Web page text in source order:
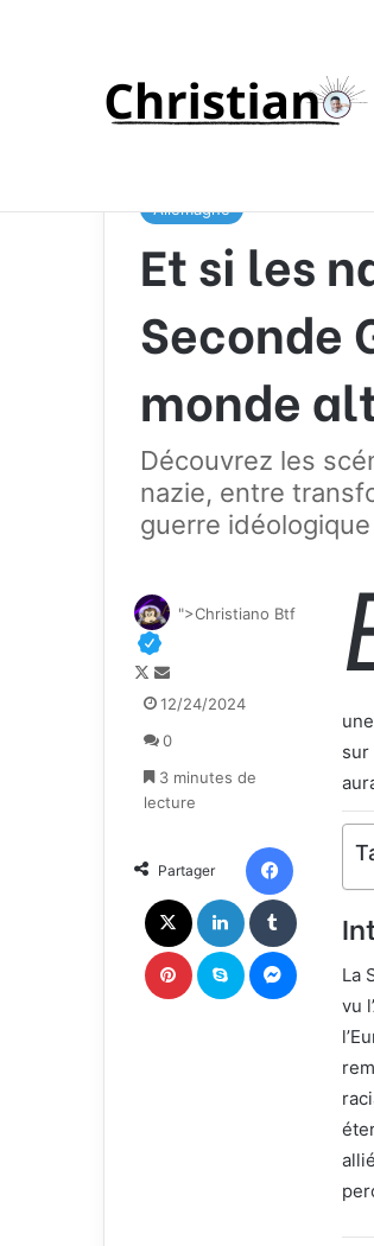
Allemagne
Et si les
Seconde
monde
Découvrez les
nazie, entre
guerre
sur
La
vu
">Christiano Btf
F
o
l
o
w
X
n
o
y
e
n
c
o
u
r
r
12/24/2024
0
3 minutes de
lecture
Partager